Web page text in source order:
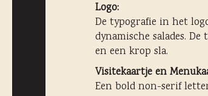
Logo:
De typografie in het
dynamische salades.
en een krop sla.
Visitekaartje en
Een bold non-serif